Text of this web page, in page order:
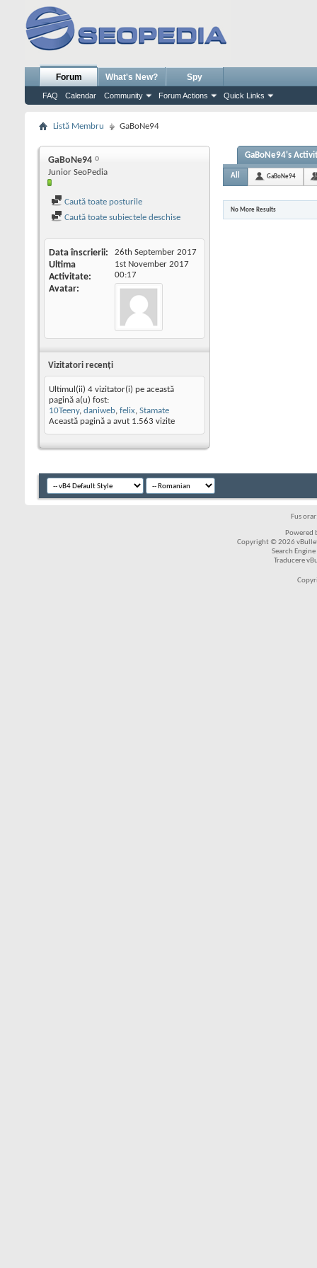
Forum
FAQ Calendar Community Forum Actions Quick Links
What's New? Spy
Listă Membru GaBoNe94
GaBoNe94
Junior SeoPedia
Caută toate posturile
Caută toate subiectele deschise
Data înscrierii 26th September 2017
Ultima
Activitate
1st November 2017
00:17
Avatar
Vizitatori recenţi
Ultimul(ii) 4 vizitator(i) pe această
pagină a(u) fost:
10Teeny, daniweb, felix, Stamate
Această pagină a avut 1.563 vizite
GaBoNe94's
All GaBoNe94
No More Results
Fus
Powered
Copyright © 2026
Search
Traducere